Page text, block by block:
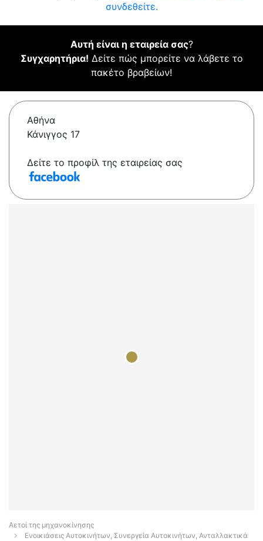
συνδεθείτε.
Αυτή είναι η εταιρεία σας?
Συγχαρητήρια! Δείτε πώς μπορείτε να λάβετε το
πακέτο βραβείων!
Αθήνα
Κάνιγγος 17
Δείτε το προφίλ της εταιρείας σας
Αετοί της μηχανοκίνησης
Ενοικιάσεις Αυτοκινήτων, Συνεργεία Αυτοκινήτων, Ανταλλακτικά